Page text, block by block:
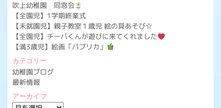
吹上幼稚園 同窓会
【全園児】1学期終業式
【未就園児】親子教室１歳児 絵の具あそび☆
【全園児】チーバくんが遊びに来てくれました
【満3歳児】絵画「パプリカ」
カテゴリー
幼稚園ブログ
最新情報
アーカイブ